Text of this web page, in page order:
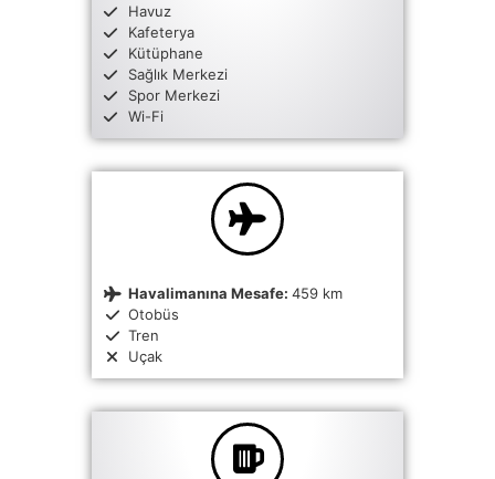
Havuz
Kafeterya
Kütüphane
Sağlık Merkezi
Spor Merkezi
Wi-Fi
Havalimanına Mesafe: 459 km
Otobüs
Tren
Uçak